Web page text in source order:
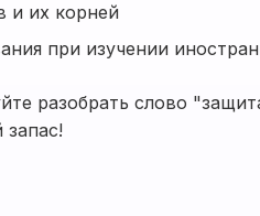
и их корней
при изучении
разобрать слово